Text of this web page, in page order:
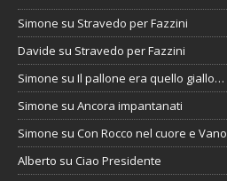
Simone su Stravedo per Fazzini
Davide su Stravedo per Fazzini
Simone su Il pallone era quello giallo…
Simone su Ancora impantanati
Simone su Con Rocco nel cuore e
Alberto su Ciao Presidente